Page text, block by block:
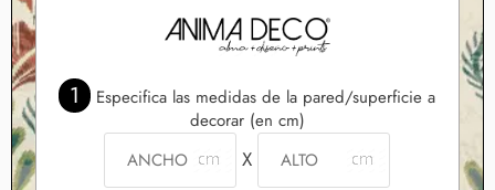
1
Especifica las medidas de la pared/superficie a
decorar (en cm)
X